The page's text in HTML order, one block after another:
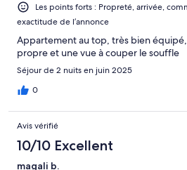
Les points forts : Propreté, arrivée,
exactitude de l’annonce
Appartement au top, très bien
propre et une vue à couper le souffle
Séjour de 2 nuits en juin 2025
0
Avis vérifié
10/10 Excellent
magali b.